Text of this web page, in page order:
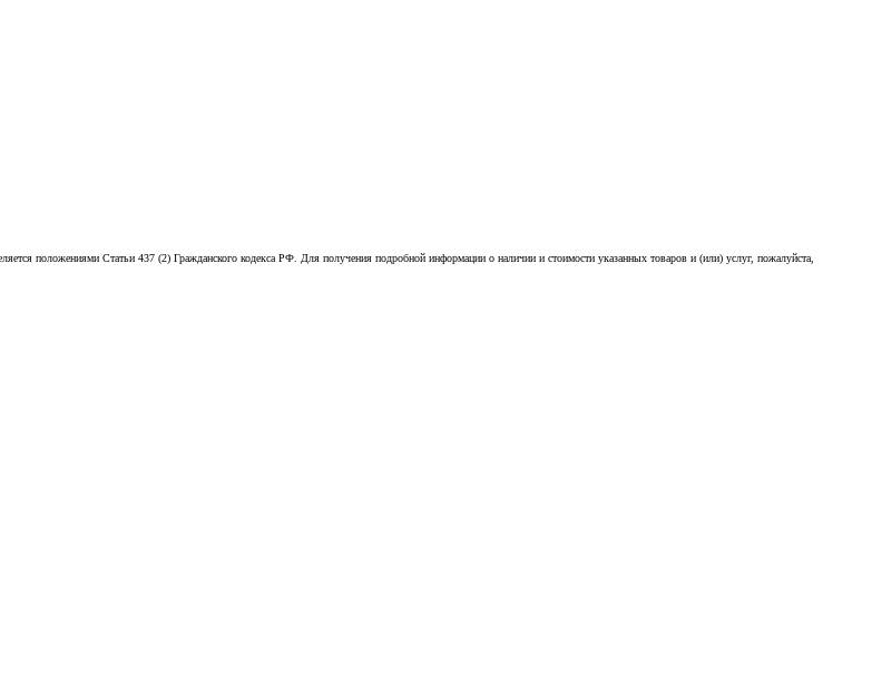
положениями Статьи 437 (2) Гражданского кодекса РФ. Для получения подробной информации о наличии и стоимости указанных товаров и (или) услуг, пожалуйста,